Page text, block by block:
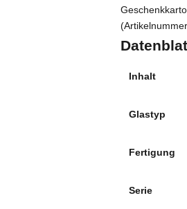
Inhalt
Glastyp
Fertigung
Serie